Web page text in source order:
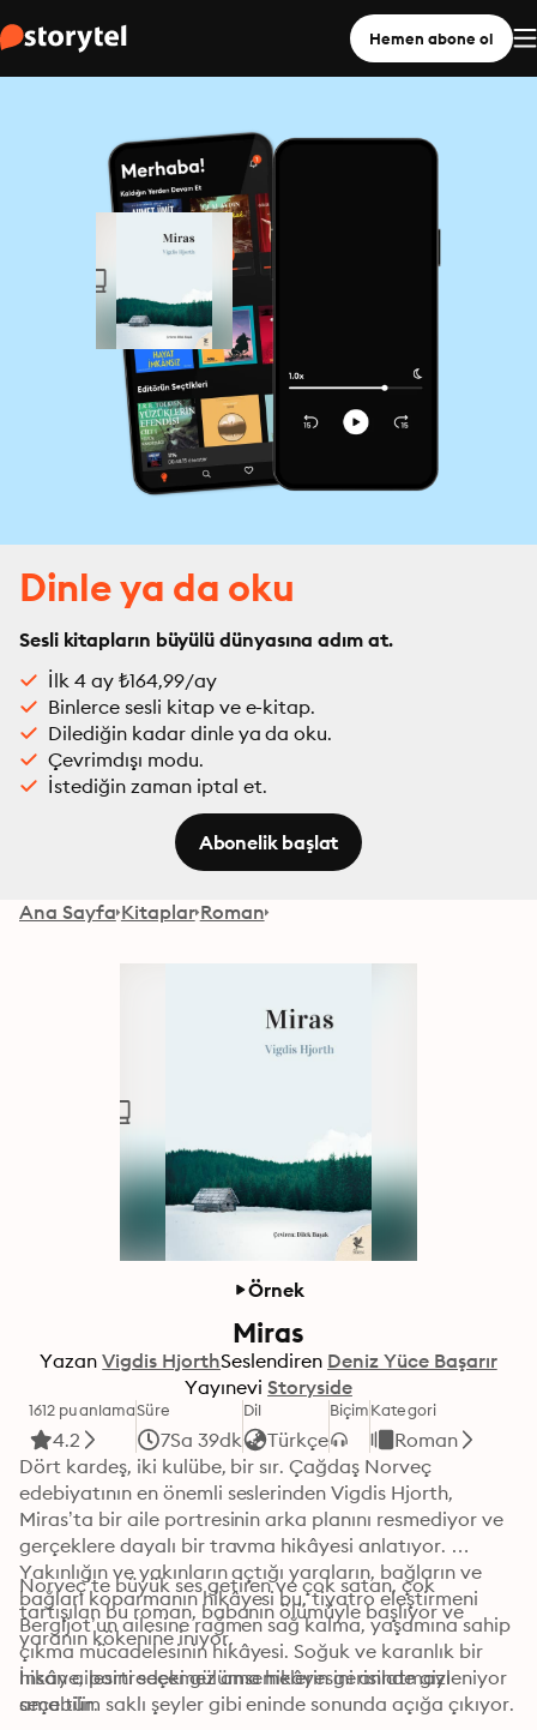
Hemen abone ol
Dinle ya da oku
Sesli kitapların büyülü dünyasına adım at.
İlk 4 ay ₺164,99/ay
Binlerce sesli kitap ve e-kitap.
Dilediğin kadar dinle ya da oku.
Çevrimdışı modu.
İstediğin zaman iptal et.
Abonelik başlat
Ana Sayfa Kitaplar Roman
Örnek
Miras
Yazan Vigdis HjorthSeslendiren Deniz Yüce Başarır
Yayınevi Storyside
1612 puanlama
4.2
Süre
7Sa 39dk
Dil
Türkçe
BiçimKategori
Roman
Dört kardeş, iki kulübe, bir sır. Çağdaş Norveç
edebiyatının en önemli seslerinden Vigdis Hjorth,
Miras’ta bir aile portresinin arka planını resmediyor ve
gerçeklere dayalı bir travma hikâyesi anlatıyor.
Yakınlığın ve yakınların açtığı yaraların, bağların ve
bağları koparmanın hikâyesi bu, tiyatro eleştirmeni
Bergljot’un ailesine rağmen sağ kalma, yaşamına sahip
çıkma mücadelesinin hikâyesi. Soğuk ve karanlık bir
hikâye, portredeki gülümsemelerin gerisinde gizleniyor
ama tüm saklı şeyler gibi eninde sonunda açığa çıkıyor.
Norveç’te büyük ses getiren ve çok satan, çok
tartışılan bu roman, babanın ölümüyle başlıyor ve
yaranın kökenine iniyor.
İnsan ailesini seçemez ama hikâyesini anlatmayı
seçebilir.